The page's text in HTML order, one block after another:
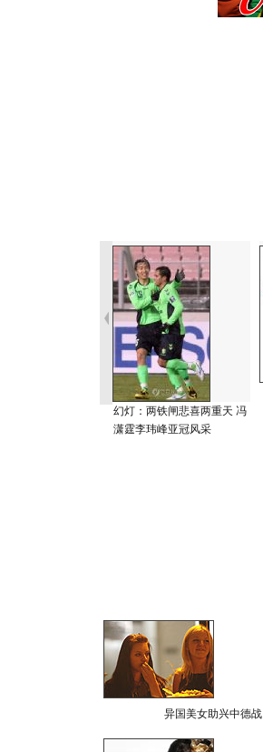
幻灯：两铁闸悲喜两重天 冯
潇霆李玮峰亚冠风采
异国美女助兴中德战